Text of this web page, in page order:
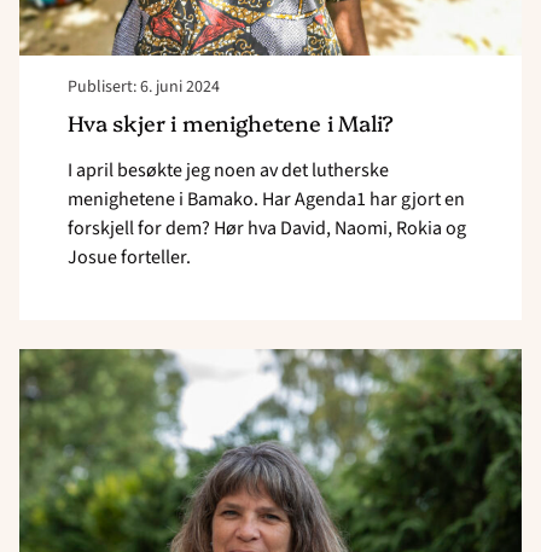
Publisert: 6. juni 2024
Hva skjer i menighetene i Mali?
I april besøkte jeg noen av det lutherske
menighetene i Bamako. Har Agenda1 har gjort en
forskjell for dem? Hør hva David, Naomi, Rokia og
Josue forteller.
Read
article
"Mali-
utsending
flytter
til
Norge"